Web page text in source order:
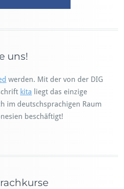
uns!
werden. Mit der von der DIG
kita liegt das einzige
im deutschsprachigen Raum
beschäftigt!